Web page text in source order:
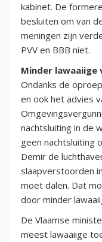
kabinet. De
besluiten om van
meningen zijn
PVV en BBB niet.
Minder lawaaiige
Ondanks de
en ook het advies
nachtsluiting in de
geen nachtsluiting
Demir de
slaapverstoorden
moet dalen. Dat
door minder
De Vlaamse
meest lawaaiige